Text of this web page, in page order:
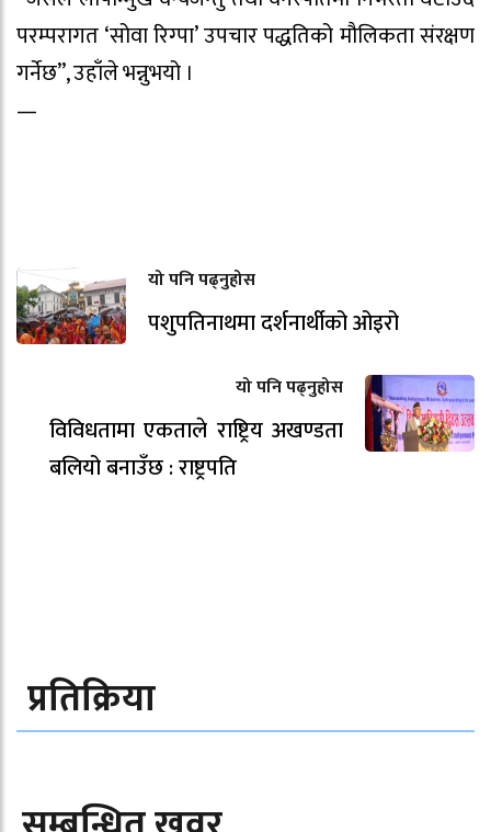
परम्परागत ‘सोवा रिग्पा’ उपचार पद्धतिको मौलिकता संरक्षण
गर्नेछ”, उहाँले भन्नुभयो ।
—
यो पनि पढ्नुहोस
पशुपतिनाथमा दर्शनार्थीको ओइरो
यो पनि पढ्नुहोस
विविधतामा एकताले राष्ट्रिय अखण्डता
बलियो बनाउँछ : राष्ट्रपति
प्रतिक्रिया